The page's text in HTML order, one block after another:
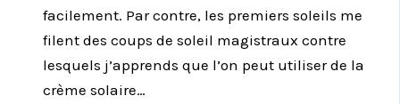
facilement. Par contre, les premiers soleils me
filent des coups de soleil magistraux contre
lesquels j’apprends que l’on peut utiliser de la
crème solaire…